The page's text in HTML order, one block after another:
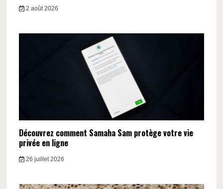
2 août 2026
Découvrez comment Samaha Sam protège votre vie
privée en ligne
26 juillet 2026